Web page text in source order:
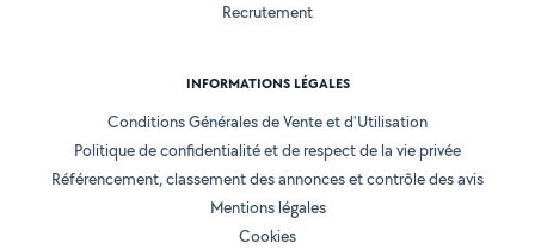
Recrutement
INFORMATIONS LÉGALES
Conditions Générales de Vente et d'Utilisation
Politique de confidentialité et de respect de la vie privée
Référencement, classement des annonces et contrôle des avis
Mentions légales
Cookies